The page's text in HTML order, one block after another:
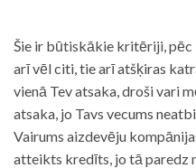
Šie ir būtiskākie kritēriji,
arī vēl citi, tie arī atšķiras
vienā Tev atsaka, droši vari
atsaka, jo Tavs vecums
Vairums aizdevēju
atteikts kredīts, jo tā paredz